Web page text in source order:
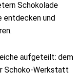
Schokolade
entdecken und
aufgeteilt: dem
Schoko-Werkstatt